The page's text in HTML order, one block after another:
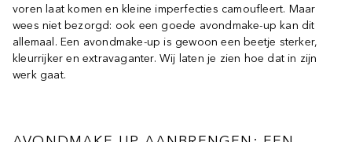
voren laat komen en kleine imperfecties camoufleert. Maar
wees niet bezorgd: ook een goede avondmake-up kan dit
allemaal. Een avondmake-up is gewoon een beetje sterker,
kleurrijker en extravaganter. Wij laten je zien hoe dat in zijn
werk gaat.